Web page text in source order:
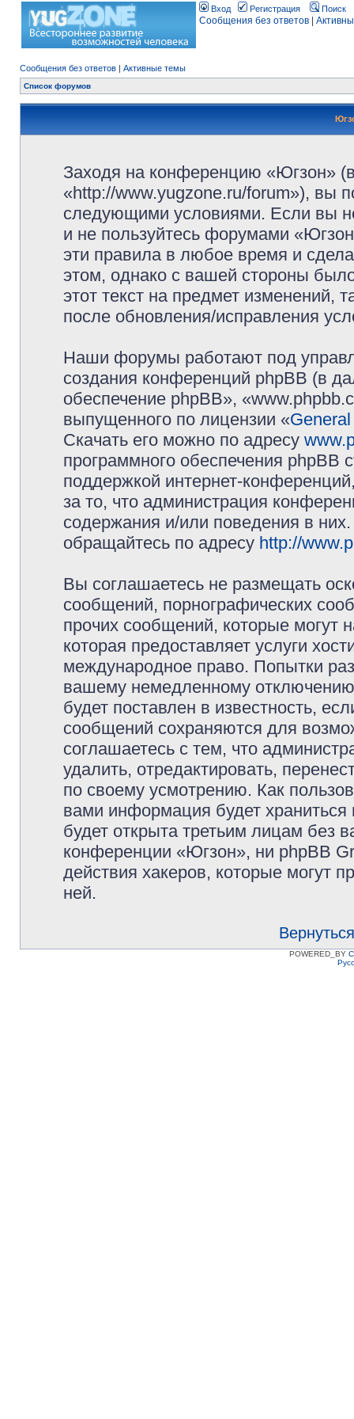
Вход Регистрация Поиск
Сообщения без ответов
Сообщения без ответов | Активные темы
Список форумов
Заходя на конференцию «Югзон»
«http://www.yugzone.ru/forum»), вы
следующими условиями. Если вы
и не пользуйтесь форумами
эти правила в любое время и
этом, однако с вашей стороны
этот текст на предмет изменений,
после обновления/исправления
Наши форумы работают под
создания конференций phpBB (в
обеспечение phpBB»,
выпущенного по лицензии «
Скачать его можно по адресу
программного обеспечения phpBB
поддержкой интернет-
за то, что администрация
содержания и/или поведения в
обращайтесь по адресу http://
Вы соглашаетесь не размещать
сообщений, порнографических
прочих сообщений, которые могут
которая предоставляет услуги
международное право. Попытки
вашему немедленному
будет поставлен в известность,
сообщений сохраняются для
соглашаетесь с тем, что
удалить, отредактировать,
по своему усмотрению. Как
вами информация будет
будет открыта третьим лицам без
конференции «Югзон», ни phpBB
действия хакеров, которые могут
ней.
POWERED_BY